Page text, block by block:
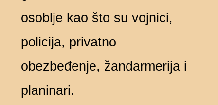
osoblje kao što su vojnici,
policija, privatno
obezbeđenje, žandarmerija i
planinari.